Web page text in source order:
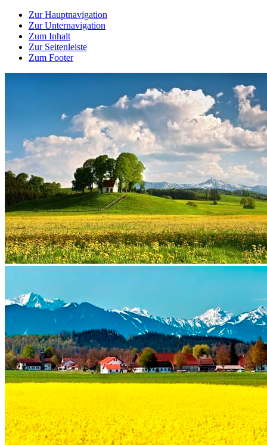
Zur Hauptnavigation
Zur Unternavigation
Zum Inhalt
Zur Seitenleiste
Zum Footer